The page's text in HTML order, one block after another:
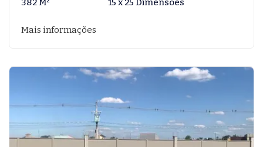
382 M² 15 x 25 Dimensões
Mais informações